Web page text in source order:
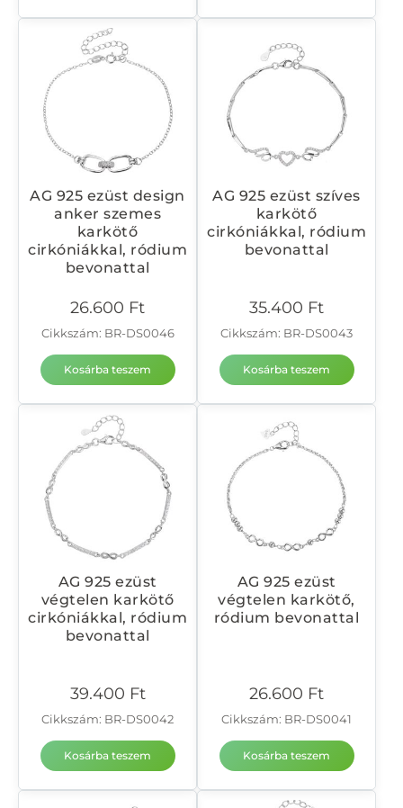
AG 925 ezüst design
anker szemes
karkötő
cirkóniákkal, ródium
bevonattal
26.600 Ft
Cikkszám: BR-DS0046
Kosárba teszem
AG 925 ezüst szíves
karkötő
cirkóniákkal, ródium
bevonattal
35.400 Ft
Cikkszám: BR-DS0043
Kosárba teszem
AG 925 ezüst
végtelen karkötő
cirkóniákkal, ródium
bevonattal
39.400 Ft
Cikkszám: BR-DS0042
Kosárba teszem
AG 925 ezüst
végtelen karkötő,
ródium bevonattal
26.600 Ft
Cikkszám: BR-DS0041
Kosárba teszem